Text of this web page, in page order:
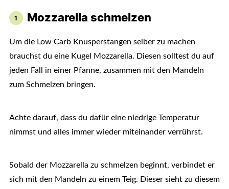
Mozzarella schmelzen
Um die Low Carb Knusperstangen selber zu machen
brauchst du eine Kugel Mozzarella. Diesen solltest du auf
jeden Fall in einer Pfanne, zusammen mit den Mandeln
zum Schmelzen bringen.
Achte darauf, dass du dafür eine niedrige Temperatur
nimmst und alles immer wieder miteinander verrührst.
Sobald der Mozzarella zu schmelzen beginnt, verbindet er
sich mit den Mandeln zu einem Teig. Dieser sieht zu diesem